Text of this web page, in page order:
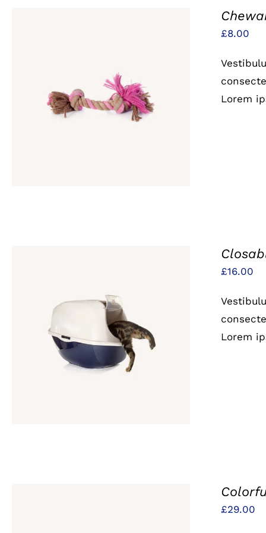
IN DEN WARENKORB /
QUICK
VIEW
£8.00
Lorem
IN DEN WARENKORB /
QUICK
VIEW
£16.00
Lorem
£29.00